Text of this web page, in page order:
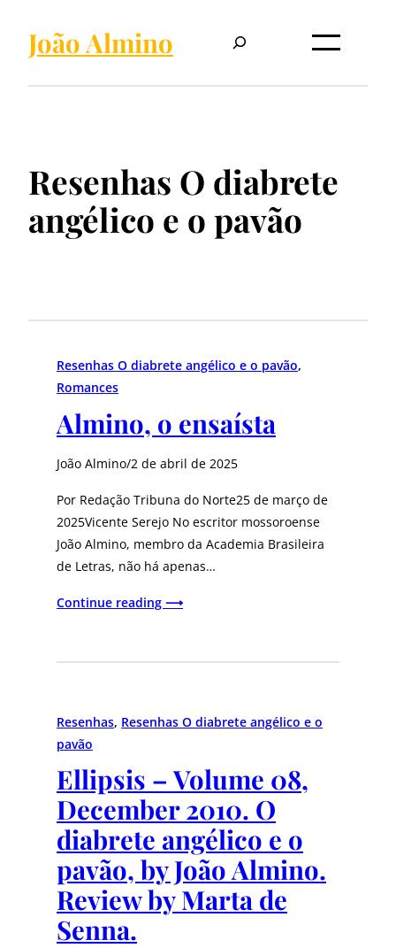
João Almino
Resenhas O diabrete
angélico e o pavão
Resenhas O diabrete angélico e o pavão
Romances
Almino, o ensaísta
João Almino/2 de abril de 2025
Por Redação Tribuna do Norte25 de março de
2025Vicente Serejo No escritor mossoroense
João Almino, membro da Academia Brasileira
de Letras, não há apenas…
Continue reading ⟶
Resenhas, Resenhas O diabrete angélico e o
pavão
Ellipsis – Volume 08,
December 2010. O
diabrete angélico e o
pavão, by João Almino.
Review by Marta de
Senna.